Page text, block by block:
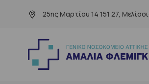
25ης Μαρτίου 14 151 27,